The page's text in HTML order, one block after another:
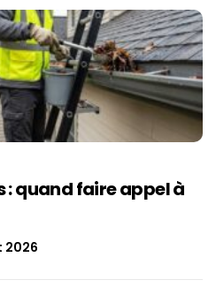
quand faire appel à
2026